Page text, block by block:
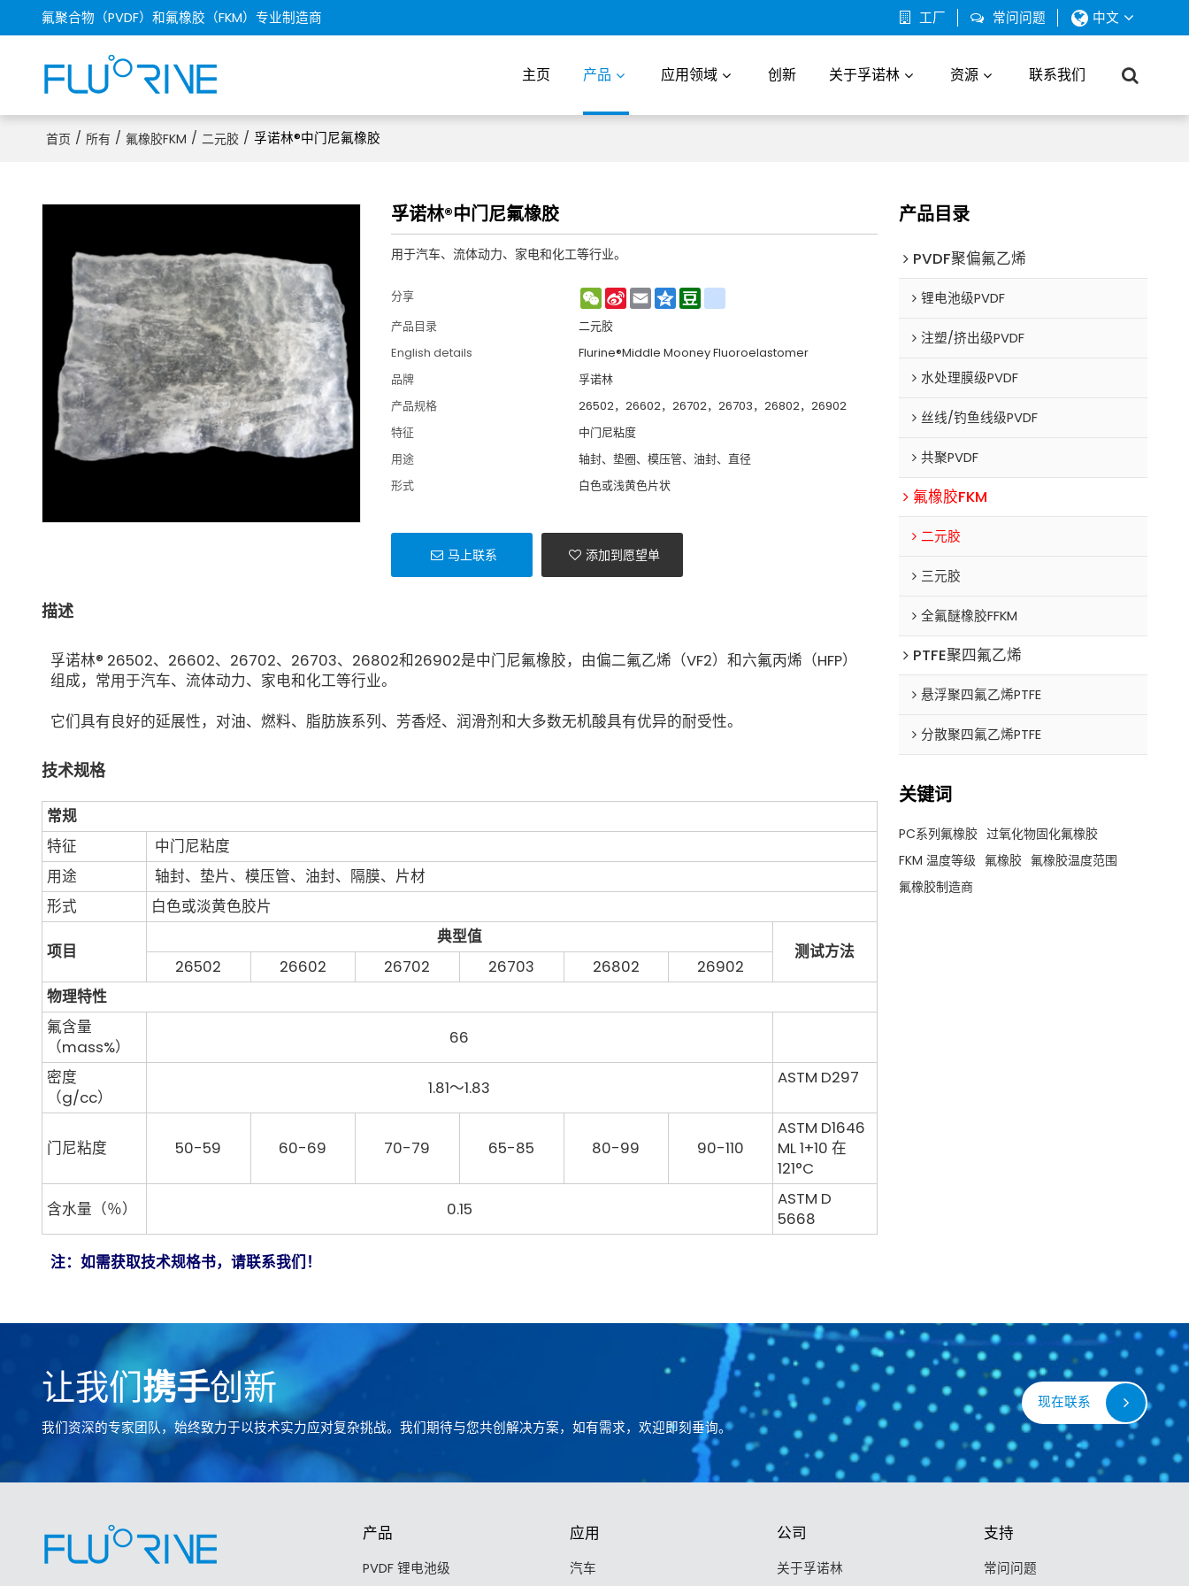
氟聚合物（PVDF）和氟橡胶（FKM）专业制造商 工厂 常问问题 中文
主页 产品 应用领域 创新 关于孚诺林 资源 联系我们
首页 / 所有 / 氟橡胶FKM / 二元胶 / 孚诺林®中门尼氟橡胶
孚诺林®中门尼氟橡胶
用于汽车、流体动力、家电和化工等行业。
分享 WeChat
Sina
Weibo
EmailQzoneDouban
产品目录
二元胶
English details
Flurine®Middle Mooney Fluoroelastomer
品牌
孚诺林
产品规格
26502，26602，26702，26703，26802，26902
特征
中门尼粘度
用途
轴封、垫圈、模压管、油封、直径
形式
白色或浅黄色片状
马上联系 添加到愿望单
描述
孚诺林® 26502、26602、26702、26703、26802和26902是中门尼氟橡胶，由偏二氟乙烯（VF2）和六氟丙烯（HFP）
组成，常用于汽车、流体动力、家电和化工等行业。
它们具有良好的延展性，对油、燃料、脂肪族系列、芳香烃、润滑剂和大多数无机酸具有优异的耐受性。
技术规格
常规
特征
中门尼粘度
用途
轴封、垫片、模压管、油封、隔膜、片材
形式
白色或淡黄色胶片
项目
典型值
测试方法
26502 26602 26702 26703 26802
26902
物理特性
氟含量
（mass%）
66
密度
（g/cc）
1.81～1.83 ASTM D297
门尼粘度 50-59 60-69 70-79 65-85 80-99 90-110
ASTM D1646
ML 1+10 在
121°C
含水量（％）
0.15
ASTM D
5668
注：如需获取技术规格书，请联系我们！
产品目录
PVDF聚偏氟乙烯
锂电池级PVDF
注塑/挤出级PVDF
水处理膜级PVDF
丝线/钓鱼线级PVDF
共聚PVDF
氟橡胶FKM
二元胶
三元胶
全氟醚橡胶FFKM
PTFE聚四氟乙烯
悬浮聚四氟乙烯PTFE
分散聚四氟乙烯PTFE
关键词
PC系列氟橡胶 过氧化物固化氟橡胶
FKM 温度等级 氟橡胶 氟橡胶温度范围
氟橡胶制造商
让我们携手创新
我们资深的专家团队，始终致力于以技术实力应对复杂挑战。我们期待与您共创解决方案，如有需求，欢迎即刻垂询。
现在联系
产品
PVDF 锂电池级
应用
汽车
公司
关于孚诺林
支持
常问问题